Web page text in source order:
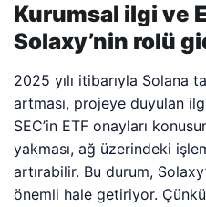
Kurumsal ilgi ve
Solaxy’nin rolü
2025 yılı itibarıyla Solana
artması, projeye duyulan
SEC’in ETF onayları
yakması, ağ üzerindeki
artırabilir. Bu durum,
önemli hale getiriyor.